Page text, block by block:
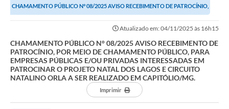
Controle Interno
LGPD
Editais
CHAMAMENTO PÚBLICO N° 08/2025 AVISO RECEBIMENTO DE PATROCÍNIO,
Atualizado em: 04/11/2025 às 16h15
CHAMAMENTO PÚBLICO N° 08/2025 AVISO RECEBIMENTO DE
PATROCÍNIO, POR MEIO DE CHAMAMENTO PÚBLICO, PARA
EMPRESAS PÚBLICAS E/OU PRIVADAS INTERESSADAS EM
PATROCINAR O PROJETO NATAL DOS LAGOS E CIRCUITO
NATALINO ORLA A SER REALIZADO EM CAPITÓLIO/MG.
Imprimir